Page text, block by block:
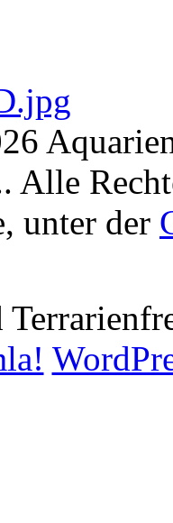
Alle
unter der